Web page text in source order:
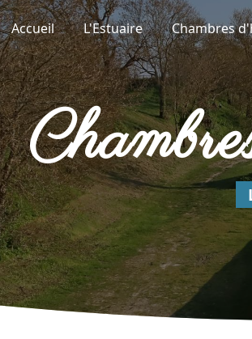
Accueil L'Estuaire Chambres